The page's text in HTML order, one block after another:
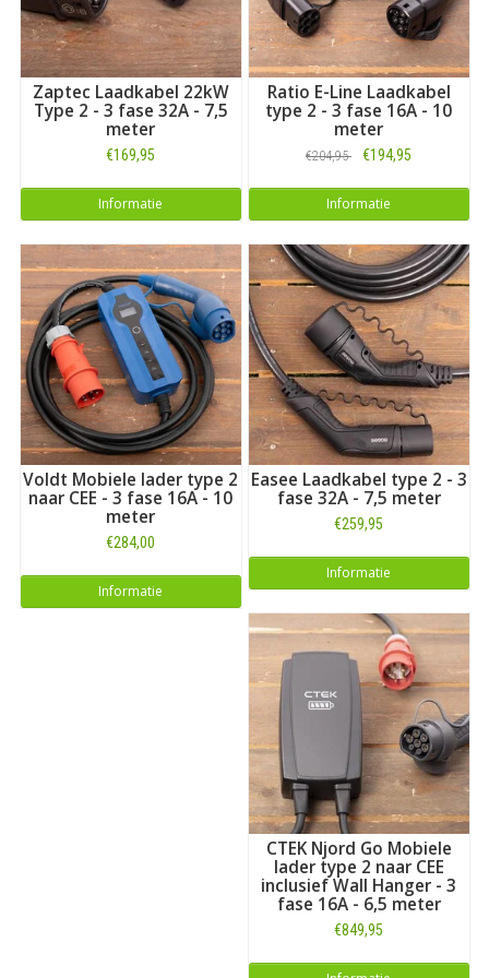
Zaptec Laadkabel 22kW
Type 2 - 3 fase 32A - 7,5
meter
€169,95
Informatie
Ratio E-Line Laadkabel
type 2 - 3 fase 16A - 10
meter
€204,95 €194,95
Informatie
Voldt Mobiele lader type 2
naar CEE - 3 fase 16A - 10
meter
€284,00
Informatie
Easee Laadkabel type 2 - 3
fase 32A - 7,5 meter
€259,95
Informatie
CTEK Njord Go Mobiele
lader type 2 naar CEE
inclusief Wall Hanger - 3
fase 16A - 6,5 meter
€849,95